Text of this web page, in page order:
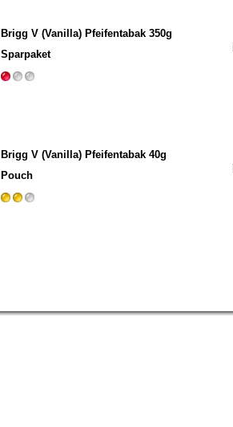
Brigg V (Vanilla) Pfeifentabak 350g
Sparpaket
Brigg V (Vanilla) Pfeifentabak 40g
Pouch